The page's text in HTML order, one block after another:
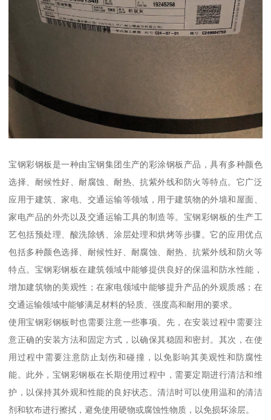
宝钢彩钢板是一种由宝钢集团生产的彩涂钢板产品，具有多种颜色
选择、耐候性好、耐腐蚀、耐热、抗紫外线和防火等特点。它广泛
应用于建筑、家电、交通运输等领域，用于建筑物的外墙和屋面、
家电产品的外壳以及交通运输工具的制造等。宝钢彩钢板的生产工
艺包括预处理、酸洗除锈、涂层处理和烘烤等步骤。它的应用优点
包括多种颜色选择、耐候性好、耐腐蚀、耐热、抗紫外线和防火等
特点。宝钢彩钢板在建筑领域中能够提供良好的保温和防水性能，
增加建筑物的美观性；在家电领域中能够提升产品的外观质感；在
交通运输领域中能够满足材料的轻质、强度高和耐用的要求。
使用宝钢彩钢板时也需要注意一些事项。先，在安装过程中需要注
意正确的安装方法和固定方式，以确保其稳固和密封。其次，在使
用过程中需要注意防止划伤和碰撞，以免影响其美观性和防腐性
能。此外，宝钢彩钢板在长期使用过程中，需要定期进行清洁和维
护，以保持其外观和性能的良好状态。清洁时可以使用温和的清洁
剂和软布进行擦拭，避免使用硬物或腐蚀性物质，以免损坏涂层。